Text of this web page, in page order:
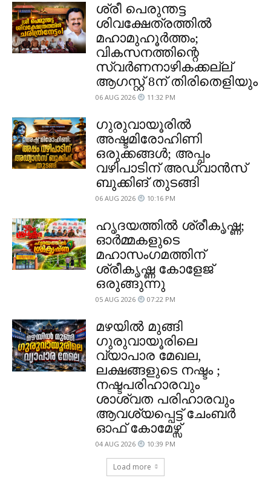
ശ്രീ പെരുന്തട്ട
ശിവക്ഷേത്രത്തിൽ
മഹാമുഹൂർത്തം;
വികസനത്തിന്റെ
സ്വർണനാഴികക്കല്ല്
ആഗസ്റ്റ് 8ന് തിരിതെളിയും
06 AUG 2026 11:32 PM
ഗുരുവായൂരിൽ
അഷ്ടമിരോഹിണി
ഒരുക്കങ്ങൾ; അപ്പം
വഴിപാടിന് അഡ്വാൻസ്
ബുക്കിങ് തുടങ്ങി
06 AUG 2026 10:16 PM
ഹൃദയത്തിൽ ശ്രീകൃഷ്ണ;
ഓർമ്മകളുടെ
മഹാസംഗമത്തിന്
ശ്രീകൃഷ്ണ കോളേജ്
ഒരുങ്ങുന്നു
05 AUG 2026 07:22 PM
മഴയിൽ മുങ്ങി
ഗുരുവായൂരിലെ
വ്യാപാര മേഖല,
ലക്ഷങ്ങളുടെ നഷ്ടം ;
നഷ്ടപരിഹാരവും
ശാശ്വത പരിഹാരവും
ആവശ്യപ്പെട്ട് ചേംബർ
ഓഫ് കോമേഴ്സ്
04 AUG 2026 10:39 PM
Load more